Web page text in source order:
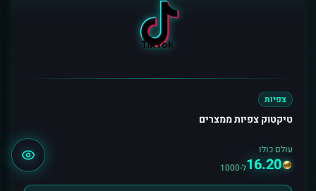
צפיות
טיקטוק צפיות ממצרים
עולם כולו
16.20ל-1000